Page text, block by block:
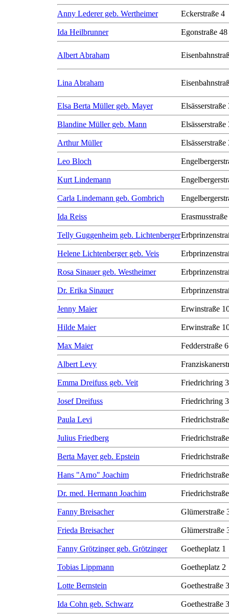
Anny Lederer geb. Wertheimer Eckerstraße 4
Ida Heilbrunner Egonstraße 48
Albert Abraham
Lina Abraham
Elsa Berta Müller geb. Mayer Elsässerstraße
Blandine Müller geb. Mann Elsässerstraße
Arthur Müller Elsässerstraße
Leo Bloch
Kurt Lindemann
Carla Lindemann geb. Gombrich
Ida Reiss
Telly Guggenheim geb. Lichtenberger
Helene Lichtenberger geb. Veis
Rosa Sinauer geb. Westheimer
Dr. Erika Sinauer
Jenny Maier Erwinstraße
Hilde Maier Erwinstraße
Max Maier Fedderstraße 6
Albert Levy
Emma Dreifuss geb. Veit Friedrichring
Josef Dreifuss Friedrichring
Paula Levi
Julius Friedberg
Berta Mayer geb. Epstein
Hans "Arno" Joachim
Dr. med. Hermann Joachim
Fanny Breisacher Glümerstraße
Frieda Breisacher Glümerstraße
Fanny Grötzinger geb. Grötzinger Goetheplatz 1
Tobias Lippmann Goetheplatz 2
Lotte Bernstein Goethestraße 3
Ida Cohn geb. Schwarz Goethestraße 3